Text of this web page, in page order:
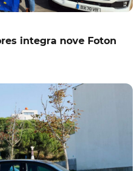
integra nove Foton